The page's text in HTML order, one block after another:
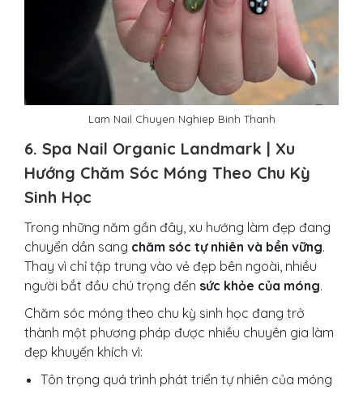
Lam Nail Chuyen Nghiep Binh Thanh
6. Spa Nail Organic Landmark | Xu
Hướng Chăm Sóc Móng Theo Chu Kỳ
Sinh Học
Trong những năm gần đây, xu hướng làm đẹp đang
chuyển dần sang chăm sóc tự nhiên và bền vững.
Thay vì chỉ tập trung vào vẻ đẹp bên ngoài, nhiều
người bắt đầu chú trọng đến sức khỏe của móng.
Chăm sóc móng theo chu kỳ sinh học đang trở
thành một phương pháp được nhiều chuyên gia làm
đẹp khuyến khích vì:
Tôn trọng quá trình phát triển tự nhiên của móng